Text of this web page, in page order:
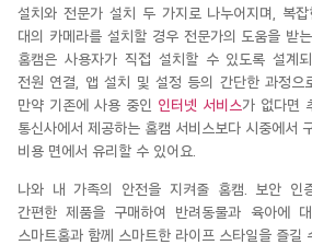
설치와 전문가 설치 두 가지로 나누어지며, 복
대의 카메라를 설치할 경우 전문가의 도움을 받
홈캠은 사용자가 직접 설치할 수 있도록 설계
전원 연결, 앱 설치 및 설정 등의 간단한 과정 으
만약 기존에 사용 중인 인터넷 서비스가 없다면
통신사에서 제공하는 홈캠 서비스보다 시중에서
비용 면에서 유리할 수 있어요.
나와 내 가족의 안전을 지켜줄 홈캠. 보안 인
간편한 제품을 구매하여 반려동물과 육아에
스마트홈과 함께 스마트한 라이프 스타일을 즐길